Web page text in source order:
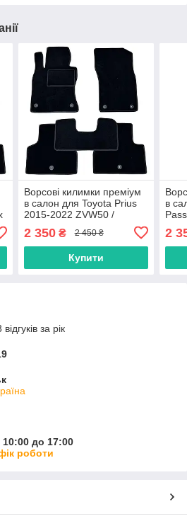
Ворсові килимки преміум
в салон для Toyota Prius
2015-2022 ZVW50 /
2 350₴ 2 450 ₴
Купити
в
2
за рік
до 17:00
роботи